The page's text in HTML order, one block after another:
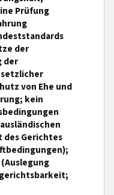
Prüfung
der
der
von Ehe und
kein
Gerichtes